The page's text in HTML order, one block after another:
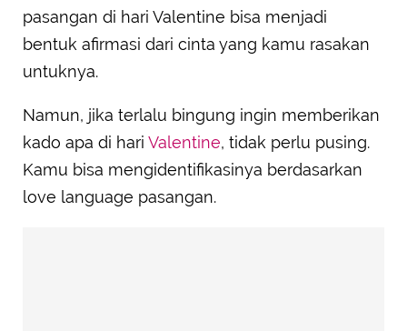
pasangan di hari Valentine bisa menjadi
bentuk afirmasi dari cinta yang kamu rasakan
untuknya.
Namun, jika terlalu bingung ingin memberikan
kado apa di hari Valentine, tidak perlu pusing.
Kamu bisa mengidentifikasinya berdasarkan
love language pasangan.